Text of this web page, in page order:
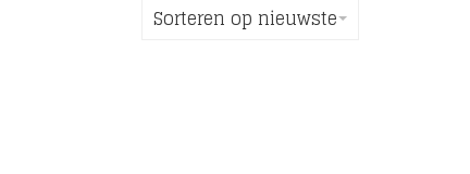
Sorteren op nieuwste